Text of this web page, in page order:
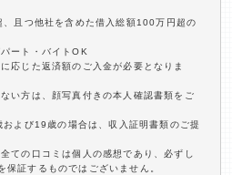
且つ他社を含めた借入総額100万円超の
ート・バイトOK
応じた返済額のご入金が必要となりま
い方は、顔写真付きの本人確認書類をご
よび19歳の場合は、収入証明書類のご提
ての口コミは個人の感想であり、必ずし
保証するものではございません。